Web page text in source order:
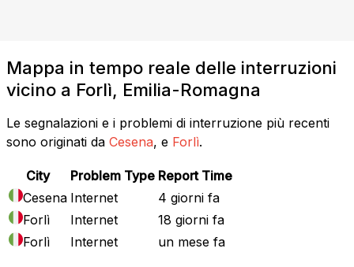
Mappa in tempo reale delle interruzioni
vicino a Forlì, Emilia-Romagna
Le segnalazioni e i problemi di interruzione più recenti
sono originati da Cesena, e Forlì.
City Problem Type Report Time
Cesena Internet
4 giorni fa
Forlì
Internet
18 giorni fa
Forlì
Internet un mese fa